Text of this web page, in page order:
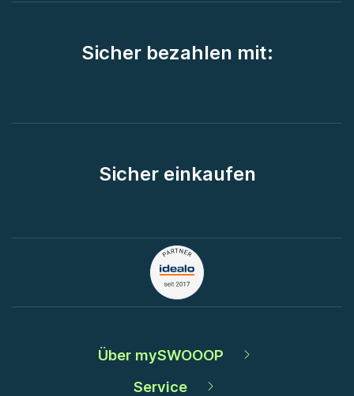
Sicher bezahlen mit:
Sicher einkaufen
Über mySWOOOP
Service